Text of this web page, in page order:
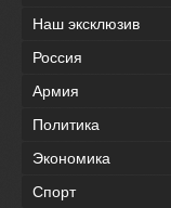
Наш эксклюзив
Россия
Армия
Политика
Экономика
Спорт